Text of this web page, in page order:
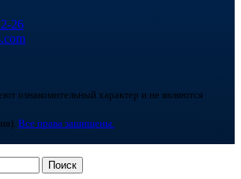
26
ознакомительный характер и не являются
Все права защищены.
Поиск